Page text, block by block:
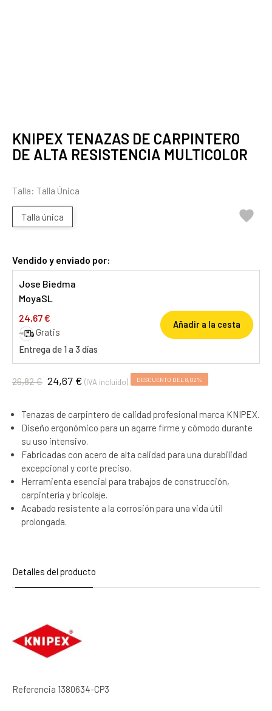
KNIPEX TENAZAS DE CARPINTERO
DE ALTA RESISTENCIA MULTICOLOR
Talla: Talla Única
Talla única 
Vendido y enviado por:
Jose Biedma
MoyaSL
24,67 €
Gratis
Entrega de 1 a 3 días
Añadir a la cesta
26,82 € 24,67 € (IVA incluido) DESCUENTO DEL 8,02%
Tenazas de carpintero de calidad profesional marca KNIPEX.
Diseño ergonómico para un agarre firme y cómodo durante
su uso intensivo.
Fabricadas con acero de alta calidad para una durabilidad
excepcional y corte preciso.
Herramienta esencial para trabajos de construcción,
carpintería y bricolaje.
Acabado resistente a la corrosión para una vida útil
prolongada.
Detalles del producto
Referencia 1380634-CP3